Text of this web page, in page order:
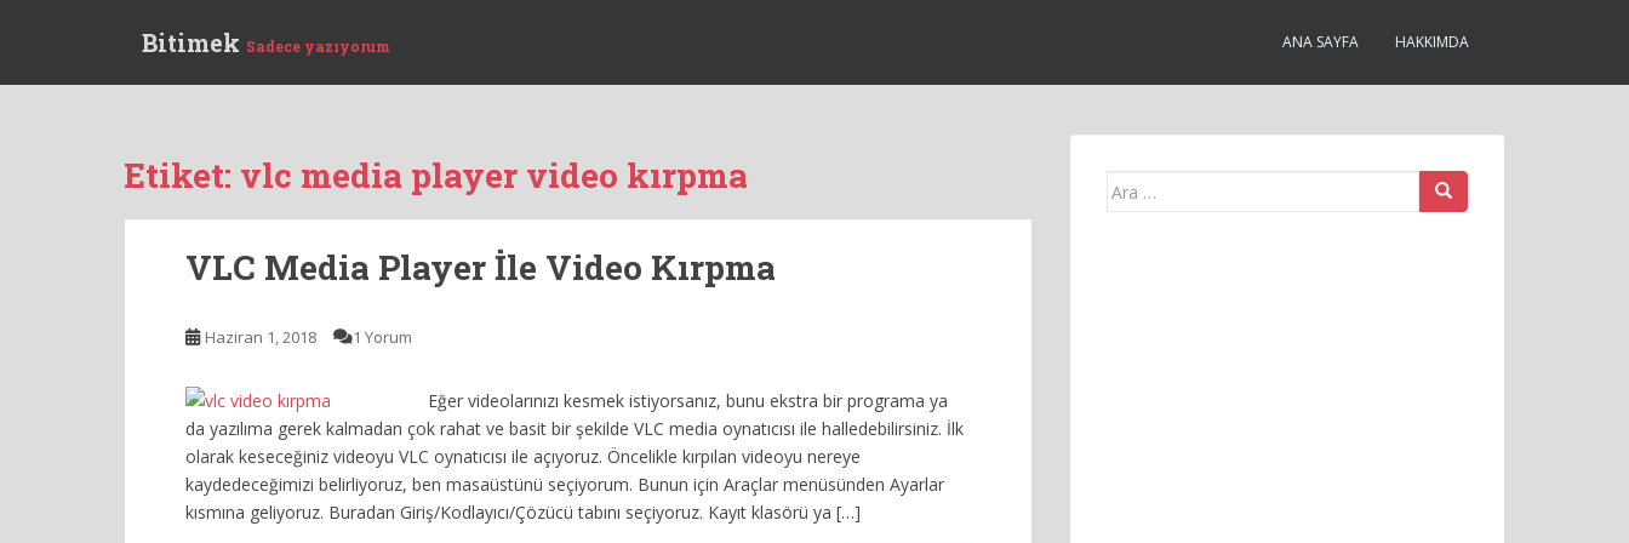
Bitimek Sadece yazıyorum ANA SAYFA HAKKIMDA
Etiket: vlc media player video kırpma
VLC Media Player İle Video Kırpma
Haziran 1, 2018 1 Yorum
Eğer videolarınızı kesmek istiyorsanız, bunu ekstra bir programa ya
da yazılıma gerek kalmadan çok rahat ve basit bir şekilde VLC media oynatıcısı ile halledebilirsiniz. İlk
olarak keseceğiniz videoyu VLC oynatıcısı ile açıyoruz. Öncelikle kırpılan videoyu nereye
kaydedeceğimizi belirliyoruz, ben masaüstünü seçiyorum. Bunun için Araçlar menüsünden Ayarlar
kısmına geliyoruz. Buradan Giriş/Kodlayıcı/Çözücü tabını seçiyoruz. Kayıt klasörü ya […]
Arama